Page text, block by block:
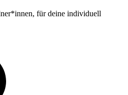
für deine individuell